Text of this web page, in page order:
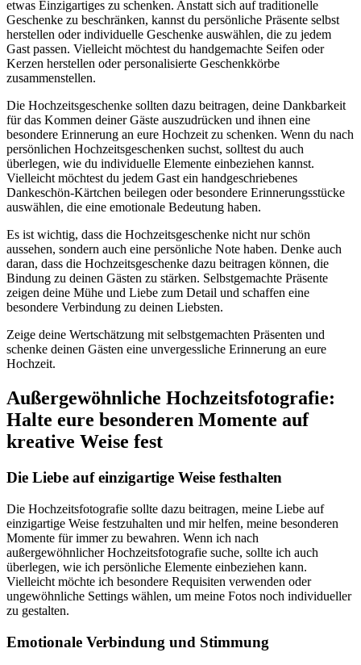
etwas Einzigartiges zu schenken. Anstatt sich auf traditionelle
Geschenke zu beschränken, kannst du persönliche Präsente selbst
herstellen oder individuelle Geschenke auswählen, die zu jedem
Gast passen. Vielleicht möchtest du handgemachte Seifen oder
Kerzen herstellen oder personalisierte Geschenkkörbe
zusammenstellen.
Die Hochzeitsgeschenke sollten dazu beitragen, deine Dankbarkeit
für das Kommen deiner Gäste auszudrücken und ihnen eine
besondere Erinnerung an eure Hochzeit zu schenken. Wenn du nach
persönlichen Hochzeitsgeschenken suchst, solltest du auch
überlegen, wie du individuelle Elemente einbeziehen kannst.
Vielleicht möchtest du jedem Gast ein handgeschriebenes
Dankeschön-Kärtchen beilegen oder besondere Erinnerungsstücke
auswählen, die eine emotionale Bedeutung haben.
Es ist wichtig, dass die Hochzeitsgeschenke nicht nur schön
aussehen, sondern auch eine persönliche Note haben. Denke auch
daran, dass die Hochzeitsgeschenke dazu beitragen können, die
Bindung zu deinen Gästen zu stärken. Selbstgemachte Präsente
zeigen deine Mühe und Liebe zum Detail und schaffen eine
besondere Verbindung zu deinen Liebsten.
Zeige deine Wertschätzung mit selbstgemachten Präsenten und
schenke deinen Gästen eine unvergessliche Erinnerung an eure
Hochzeit.
Außergewöhnliche Hochzeitsfotografie:
Halte eure besonderen Momente auf
kreative Weise fest
Die Liebe auf einzigartige Weise festhalten
Die Hochzeitsfotografie sollte dazu beitragen, meine Liebe auf
einzigartige Weise festzuhalten und mir helfen, meine besonderen
Momente für immer zu bewahren. Wenn ich nach
außergewöhnlicher Hochzeitsfotografie suche, sollte ich auch
überlegen, wie ich persönliche Elemente einbeziehen kann.
Vielleicht möchte ich besondere Requisiten verwenden oder
ungewöhnliche Settings wählen, um meine Fotos noch individueller
zu gestalten.
Emotionale Verbindung und Stimmung